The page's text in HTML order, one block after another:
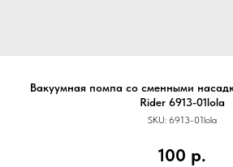
Вакуумная помпа со сменными
Rider 6913-01lola
SKU: 6913-01lola
100 р.